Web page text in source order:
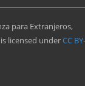
para Extranjeros,
is licensed underCC